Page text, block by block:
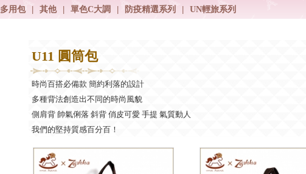
多用包 其他 單色C大調 防疫精選系列 UN輕旅系列
Products
U11 圓筒包
時尚百搭必備款 簡約利落的設計
多種背法創造出不同的時尚風貌
側肩背 帥氣俐落 斜背 俏皮可愛 手提 氣質動人
我們的堅持質感百分百！